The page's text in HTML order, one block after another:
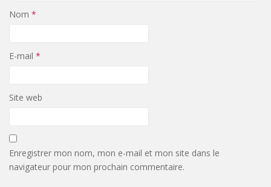
Nom *
E-mail *
Site web
Enregistrer mon nom, mon e-mail et mon site dans le
navigateur pour mon prochain commentaire.